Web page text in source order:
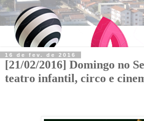
16 de fev. de 2016
[21/02/2016] Domingo no
teatro infantil, circo e